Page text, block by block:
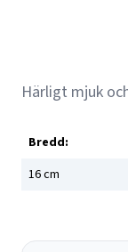
Härligt mjuk
Bredd:
16cm